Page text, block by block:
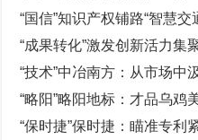
“国信”知识产权铺路“智慧交
“成果转化”激发创新活力集
“技术”中冶南方：从市场中
“略阳”略阳地标：才品乌鸡
“保时捷”保时捷：瞄准专利